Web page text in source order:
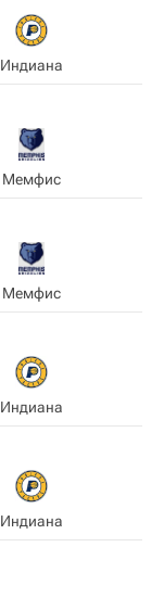
Индиана
Мемфис
Мемфис
Индиана
Индиана